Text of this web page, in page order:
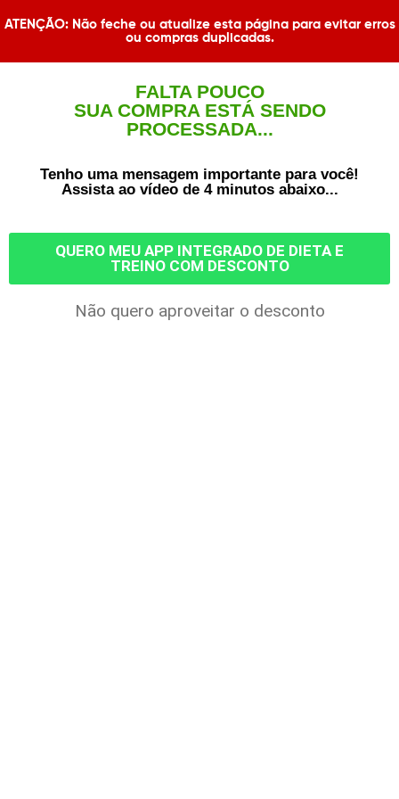
ATENÇÃO: Não feche ou atualize esta página para evitar erros
ou compras duplicadas.​​
FALTA POUCO
SUA COMPRA ESTÁ SENDO
PROCESSADA...
Tenho uma mensagem importante para você!
Assista ao vídeo de 4 minutos abaixo...
QUERO MEU APP INTEGRADO DE DIETA E
TREINO COM DESCONTO
Não quero aproveitar o desconto